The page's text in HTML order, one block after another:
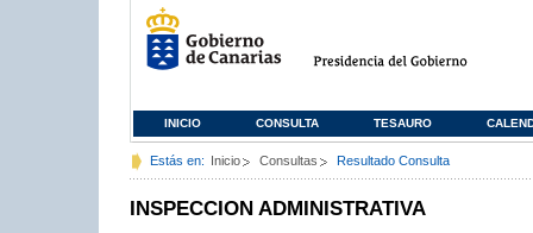
INICIO CONSULTA TESAURO
Estás en: Inicio Consultas Resultado Consulta
INSPECCION ADMINISTRATIVA